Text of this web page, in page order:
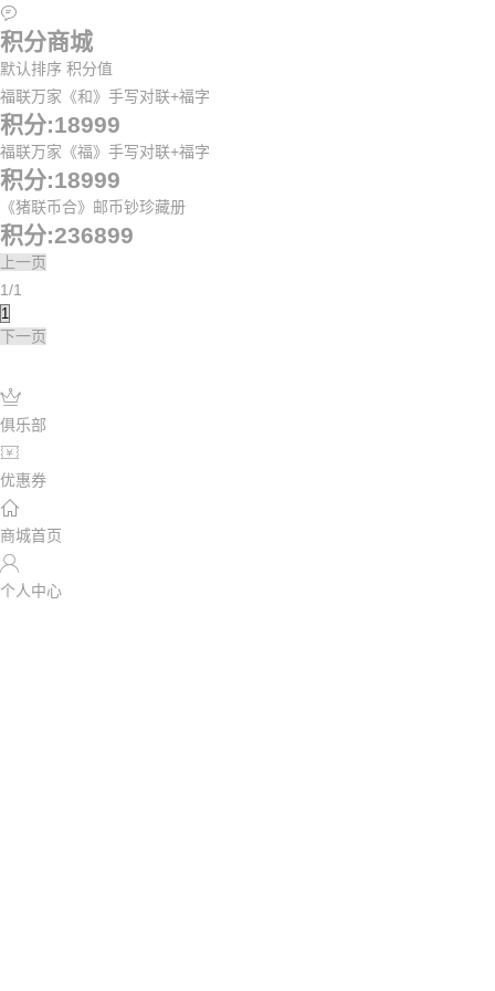

积分商城
默认排序 积分值
福联万家《和》手写对联+福字
积分:18999
福联万家《福》手写对联+福字
积分:18999
《猪联币合》邮币钞珍藏册
积分:236899
上一页
1/1
下一页

俱乐部

优惠券

商城首页

个人中心